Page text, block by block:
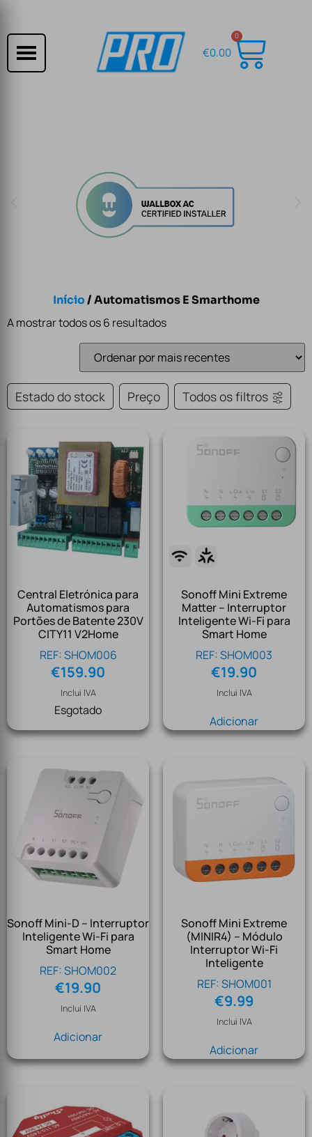
€0.00
0
Início/ Automatismos E Smarthome
A mostrar todos os 6 resultados
Estado do stock Preço Todos os filtros
Central Eletrónica para
Automatismos para
Portões de Batente 230V
CITY11 V2Home
REF: SHOM006
€159.90
Inclui IVA
Esgotado
Sonoff Mini Extreme
Matter – Interruptor
Inteligente Wi-Fi para
Smart Home
REF: SHOM003
€19.90
Inclui IVA
Adicionar
Sonoff Mini-D – Interruptor
Inteligente Wi-Fi para
Smart Home
REF: SHOM002
€19.90
Inclui IVA
Adicionar
Sonoff Mini Extreme
(MINIR4) – Módulo
Interruptor Wi-Fi
Inteligente
REF: SHOM001
€9.99
Inclui IVA
Adicionar